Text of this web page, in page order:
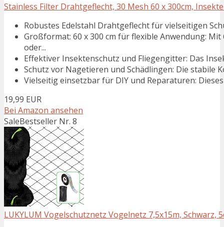
Stainless Filter Drahtgeflecht, 30 Mesh 60 x 300cm,
Robustes Edelstahl Drahtgeflecht für vielseitigen
Großformat: 60 x 300 cm für flexible Anwendung:
oder...
Effektiver Insektenschutz und Fliegengitter: Das
Schutz vor Nagetieren und Schädlingen: Die stabile
Vielseitig einsetzbar für DIY und Reparaturen:
19,99 EUR
Bei Amazon ansehen
SaleBestseller Nr. 8
LUKYLUM Vogelschutznetz Vogelnetz 7,5x15m, Schwarz,